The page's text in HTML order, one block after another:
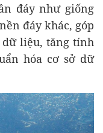
đáy như giống
đáy khác, góp
liệu, tăng tính
hóa cơ sở dữ